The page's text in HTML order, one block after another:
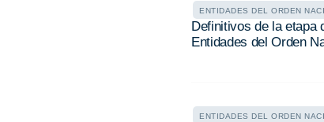
ENTIDADES DEL ORDEN
Definitivos de la etapa
Entidades del Orden
ENTIDADES DEL ORDEN